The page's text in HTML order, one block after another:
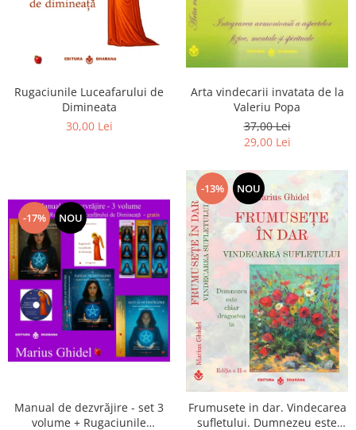
Rugaciunile Luceafarului de
Dimineata
30,00 Lei
Arta vindecarii invatata de la
Valeriu Popa
37,00 Lei
29,00 Lei
-17% NOU
Manual de dezvrăjire - set 3
volume + Rugaciunile
-13% NOU
Frumusete in dar. Vindecarea
sufletului. Dumnezeu este